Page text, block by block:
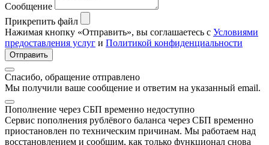
Сообщение
Прикрепить файл
Нажимая кнопку «Отправить», вы соглашаетесь с Условиями
предоставления услуг и Политикой конфиденциальности
Отправить
Спасибо, обращение отправлено
Мы получили ваше сообщение и ответим на указанный email.
Пополнение через СБП временно недоступно
Сервис пополнения рублёвого баланса через СБП временно
приостановлен по техническим причинам. Мы работаем над
восстановлением и сообщим, как только функционал снова